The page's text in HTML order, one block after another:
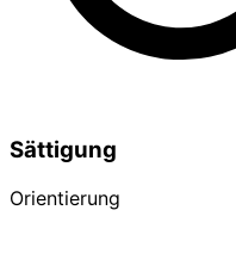
Sättigung
Orientierung